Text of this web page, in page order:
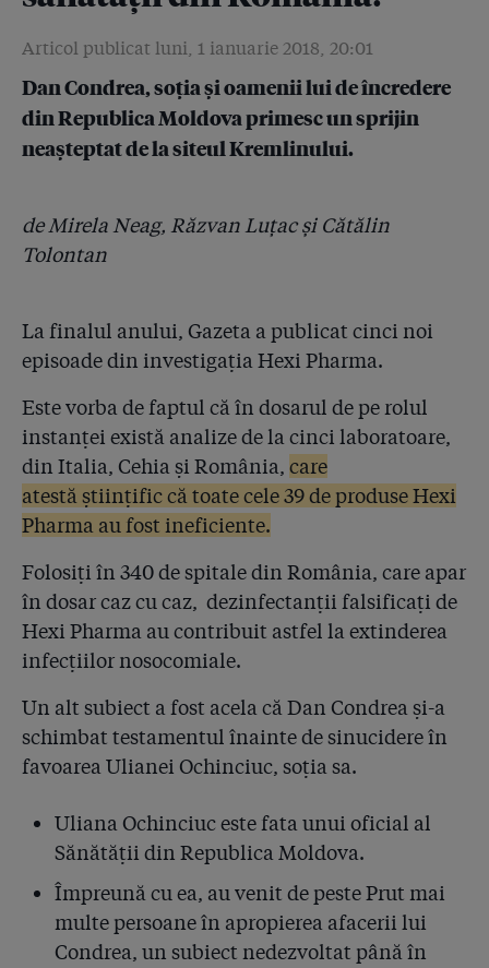
dezinfectanții din spitale. Rețete din fabrica celui mai
4.6
Ei produc, ei se controlează și Ministerul Sănătății se
face că nu le găsește sediul!
activă diluată de 10 ori!
laboratorului unde făcea analizele
4.9
Document: Controlul dezinfectanților cerut de
cărui Asociație a fost sponsorizată de Hexi Pharma
4.10
De ce dilua Condrea dezinfectantele de 10 ori?!
Fiindcă își vindea lui, printr-un off-shore, substanțele
active de 7 ori mai scumpe!
pe Condrea, dar au închis urmărirea penală fără ca
măcar să-l audieze!
4.12
Cine se ocupă de dezinfectanții și de arhivele
spitalelor: rackeți, evazioniști și un hacker condamnat
4.13
Spitalul de Copii din Galați a retras pe furiș Hexio-
Scrub și Clorhexin. De ce a cerut Parchetul
20%.
și a manipulat! El a raportat 5%, dar a uitat să spună
că sînt 50 de spitale cu probleme. Oamenii sînt
internați în spitale, nu în bețigașele de probe!
Articol publicat luni, 1 ianuarie 2018, 20:01
Dan Condrea, soția și oamenii lui de încredere
din Republica Moldova primesc un sprijin
neașteptat de la siteul Kremlinului.
de Mirela Neag, Răzvan Luțac și Cătălin
Tolontan
La finalul anului, Gazeta a publicat cinci noi
episoade din investigația Hexi Pharma.
Este vorba de faptul că în dosarul de pe rolul
instanței există analize de la cinci laboratoare,
din Italia, Cehia și România, care
atestă științific că toate cele 39 de produse Hexi
Pharma au fost ineficiente.
Folosiți în 340 de spitale din România, care apar
în dosar caz cu caz, dezinfectanții falsificați de
Hexi Pharma au contribuit astfel la extinderea
infecțiilor nosocomiale.
Un alt subiect a fost acela că Dan Condrea și-a
schimbat testamentul înainte de sinucidere în
favoarea Ulianei Ochinciuc, soția sa.
Uliana Ochinciuc este fata unui oficial al
Sănătății din Republica Moldova.
Împreună cu ea, au venit de peste Prut mai
multe persoane în apropierea afacerii lui
Condrea, un subiect nedezvoltat până în